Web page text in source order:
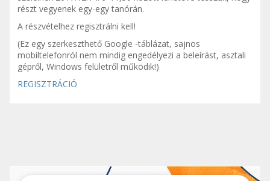
részt vegyenek egy-egy tanórán.
A részvételhez regisztrálni kell!
(Ez egy szerkeszthető Google -táblázat, sajnos
mobiltelefonról nem mindig engedélyezi a beleírást, asztali
gépről, Windows felületről működik!)
REGISZTRÁCIÓ